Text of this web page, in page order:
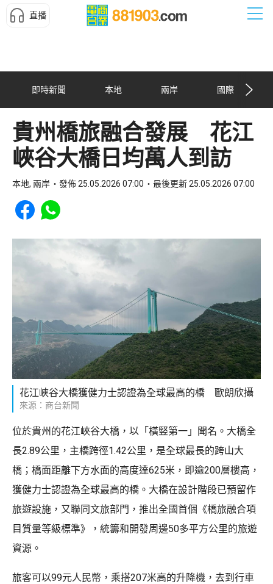
直播
即時新聞 本地 兩岸 國際
貴州橋旅融合發展 花江
峽谷大橋日均萬人到訪
本地, 兩岸 發佈 25.05.2026 07:00 最後更新 25.05.2026 07:00
Share to Facebook
Share to WhatsApp
花江峽谷大橋獲健力士認證為全球最高的橋 歐朗欣攝
來源：商台新聞
位於貴州的花江峽谷大橋，以「橫竪第一」聞名。大橋全
長2.89公里，主橋跨徑1.42公里，是全球最長的跨山大
橋；橋面距離下方水面的高度達625米，即逾200層樓高，
獲健力士認證為全球最高的橋。大橋在設計階段已預留作
旅遊設施，又聯同文旅部門，推出全國首個《橋旅融合項
目質量等級標準》，統籌和開發周邊50多平方公里的旅遊
資源。
旅客可以99元人民幣，乘搭207米高的升降機，去到行車